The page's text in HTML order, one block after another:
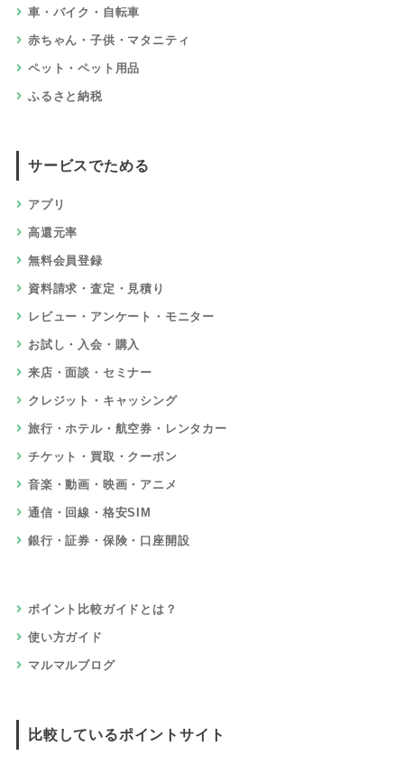
車・バイク・自転車
赤ちゃん・子供・マタニティ
ペット・ペット用品
ふるさと納税
サービスでためる
アプリ
高還元率
無料会員登録
資料請求・査定・見積り
レビュー・アンケート・モニター
お試し・入会・購入
来店・面談・セミナー
クレジット・キャッシング
旅行・ホテル・航空券・レンタカー
チケット・買取・クーポン
音楽・動画・映画・アニメ
通信・回線・格安SIM
銀行・証券・保険・口座開設
ポイント比較ガイドとは？
使い方ガイド
マルマルブログ
比較しているポイントサイト